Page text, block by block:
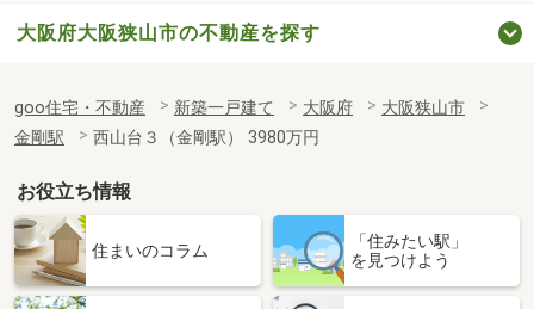
大阪府大阪狭山市の不動産を探す
goo住宅・不動産 新築一戸建て 大阪府
大阪狭山市
金剛駅
西山台３（金剛駅） 3980万円
お役立ち情報
住まいのコラム
「住みたい駅」
を見つけよう